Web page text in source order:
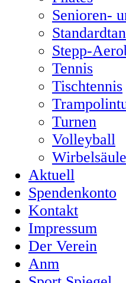
Senioren-
Stepp-
Tennis
Tischtennis
Turnen
Volleyball
Aktuell
Spendenkonto
Kontakt
Impressum
Der Verein
Anm